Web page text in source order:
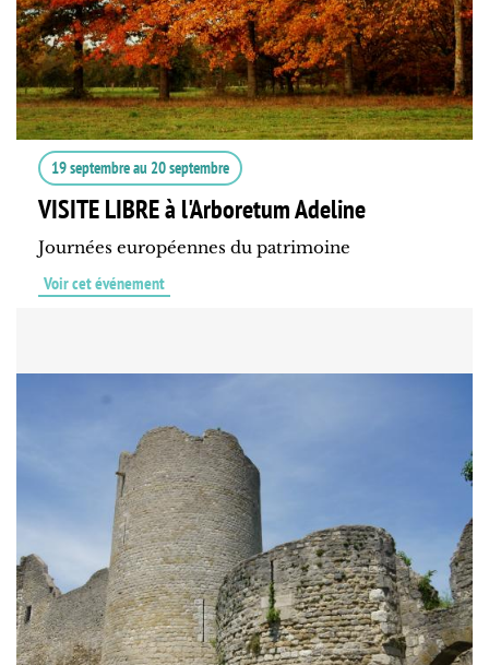
19 septembreau 20 septembre
VISITE LIBRE à l'Arboretum Adeline
Journées européennes du patrimoine
Voir cet événement